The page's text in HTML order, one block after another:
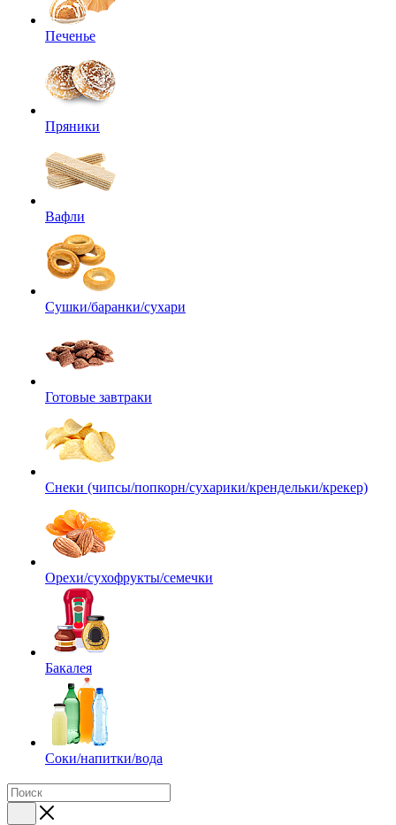
Печенье
Пряники
Вафли
Сушки/баранки/сухари
Готовые завтраки
Снеки (чипсы/попкорн/сухарики/крендельки/крекер)
Орехи/сухофрукты/семечки
Бакалея
Соки/напитки/вода